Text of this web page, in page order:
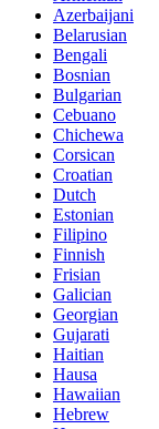
Azerbaijani
Belarusian
Bengali
Bosnian
Bulgarian
Cebuano
Chichewa
Corsican
Croatian
Dutch
Estonian
Filipino
Finnish
Frisian
Galician
Georgian
Gujarati
Haitian
Hausa
Hawaiian
Hebrew